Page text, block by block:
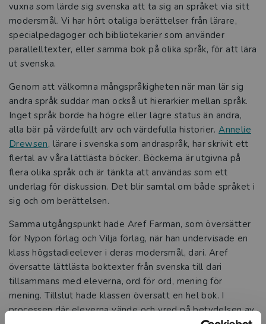
vuxna som lärde sig svenska att ta sig an språket via sitt
modersmål. Vi har hört otaliga berättelser från lärare,
specialpedagoger och bibliotekarier som använder
parallelltexter, eller samma bok på olika språk, för att lära
ut svenska.
Genom att välkomna mångspråkigheten när man lär sig
andra språk suddar man också ut hierarkier mellan språk.
Inget språk borde ha högre eller lägre status än andra,
alla bär på värdefullt arv och värdefulla historier.Annelie
Drewsen, lärare i svenska som andraspråk, har skrivit ett
flertal av våra lättlästa böcker. Böckerna är utgivna på
flera olika språk och är tänkta att användas som ett
underlag för diskussion. Det blir samtal om både språket i
sig och om berättelsen.
Samma utgångspunkt hade Aref Farman, som översätter
för Nypon förlag och Vilja förlag, när han undervisade en
klass högstadieelever i deras modersmål, dari. Aref
översatte lättlästa boktexter från svenska till dari
tillsammans med eleverna, ord för ord, mening för
mening. Tillslut hade klassen översatt en hel bok. I
processen där eleverna vände och vred på betydelsen av